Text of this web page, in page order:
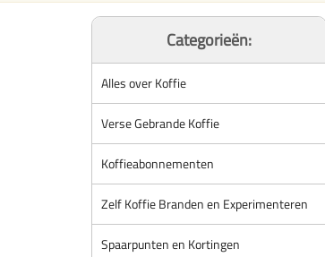
Categorieën:
Alles over Koffie
Verse Gebrande Koffie
Koffieabonnementen
Zelf Koffie Branden en Experimenteren
Spaarpunten en Kortingen